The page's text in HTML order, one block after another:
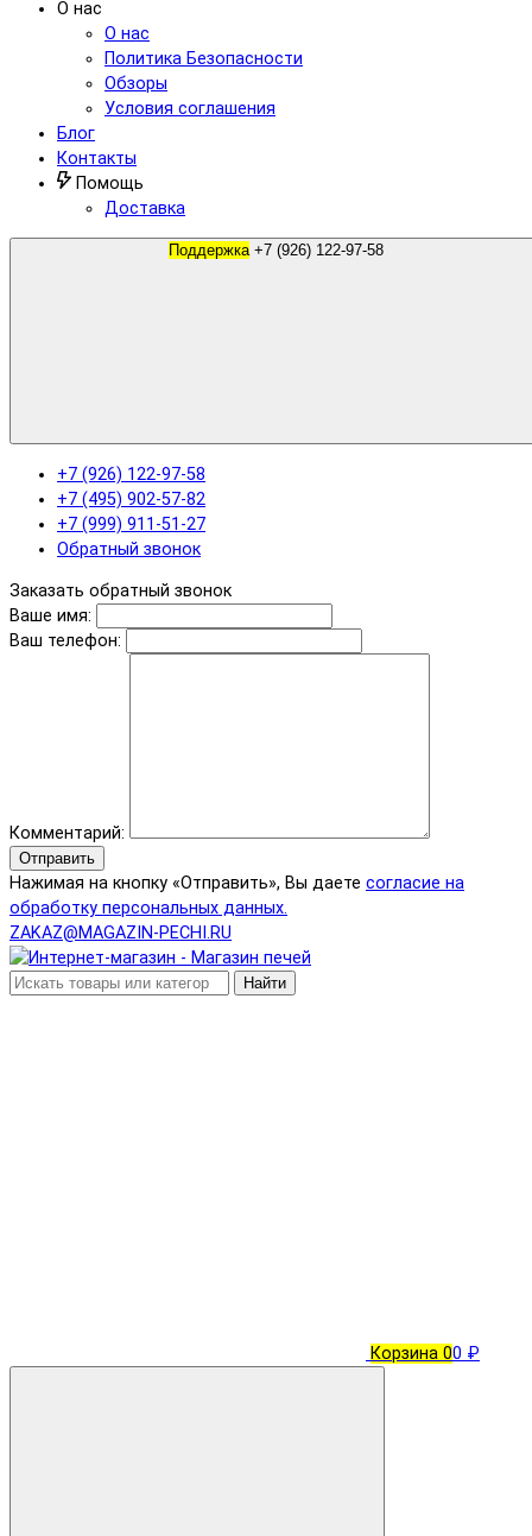
О нас
О нас
Политика Безопасности
Обзоры
Условия соглашения
Блог
Контакты
Помощь
Доставка
Поддержка +7 (926) 122-97-58
+7 (926) 122-97-58
+7 (495) 902-57-82
+7 (999) 911-51-27
Обратный звонок
Заказать обратный звонок
Ваше имя:
Ваш телефон:
Комментарий:
Отправить
Нажимая на кнопку «Отправить», Вы даете согласие на
обработку персональных данных.
ZAKAZ@MAGAZIN-PECHI.RU
Найти
Корзина 00 ₽